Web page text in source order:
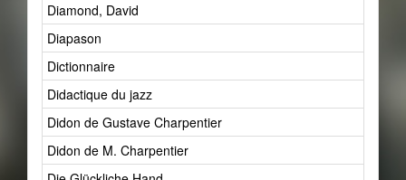
Diamond, David
Diapason
Dictionnaire
Didactique du jazz
Didon de Gustave Charpentier
Didon de M. Charpentier